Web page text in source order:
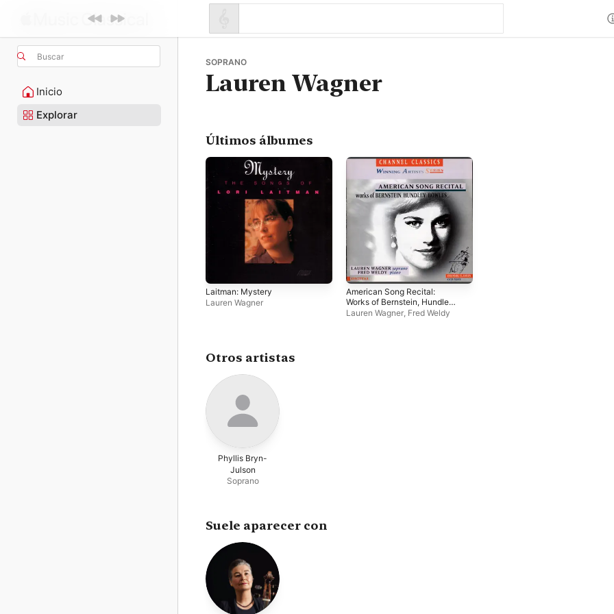
Buscar
Inicio
Explorar
SOPRANO
Lauren Wagner
Últimos álbumes
Laitman: Mystery
Lauren Wagner
American Song Recital:
Works of Bernstein, Hundley,
Bowles & Other Composers
Lauren Wagner, Fred Weldy
Otros artistas
Phyllis Bryn-
Julson
Soprano
Suele aparecer con